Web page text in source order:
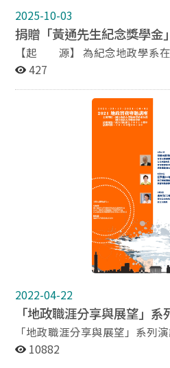
計畫。 4. 讀書計畫（如修課計畫）。 5. 代表性學期報告
或學術著作（至少乙份）。 6. 本系或本校相關系所專兼任
教授二人以上之推薦函。 以上除第6項外，其餘各項需另
繳交PDF檔或電子掃描檔。 四、《國立政治大學地政學系
見地政學系網頁之研究生手冊。 五、若有任何招生相關問
題，請洽地政學系系辦公室蕭
3091轉50641 政治大學地政
2025-10-03
捐贈「黃通先生紀念獎學金」
【起 源】 為紀念地政學系在臺復系首任系主任黃通先
生，並獎勵本系優秀學生，經
念獎學金」。爾後由本獎學金
先生之公子）發起，為本獎學
其捐贈為基礎，並受各界之捐
辦法，管理與處理本將學金辦理事宜。 【獎
勵本系(大學部、碩士班及博士
勵本系家境清寒或遭變故有緊急需求之
術研究成果斐然，有利於社會公益之學生
指定獎勵之學生。 【獎助金額】 以學士班同學為優先，
每年以一名，獎助金額新台幣
並於每年九月中旬公告。若本
會統籌分配，並將本基金之獎
請期間公告於本系網頁。 【捐款資訊】 匯款戶名：國立
政治大學４０１專戶 匯款帳號：１６７３０－１０６１０
６ 匯入銀行：第一銀行木柵分行 銀行代號：００７ 敬請
427
2022-04-22
「地政職涯分享與展望」系
「地政職涯分享與展望」系列
YouTube，各場次連結如下： 林建元 經歷：現任安心食
10882